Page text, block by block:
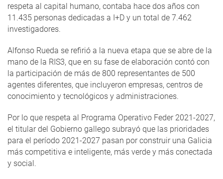
respeta al capital humano, contaba hace dos años con
11.435 personas dedicadas a I+D y un total de 7.462
investigadores.
Alfonso Rueda se refirió a la nueva etapa que se abre de la
mano de la RIS3, que en su fase de elaboración contó con
la participación de más de 800 representantes de 500
agentes diferentes, que incluyeron empresas, centros de
conocimiento y tecnológicos y administraciones.
Por lo que respeta al Programa Operativo Feder 2021-2027,
el titular del Gobierno gallego subrayó que las prioridades
para el período 2021-2027 pasan por construir una Galicia
más competitiva e inteligente, más verde y más conectada
y social.